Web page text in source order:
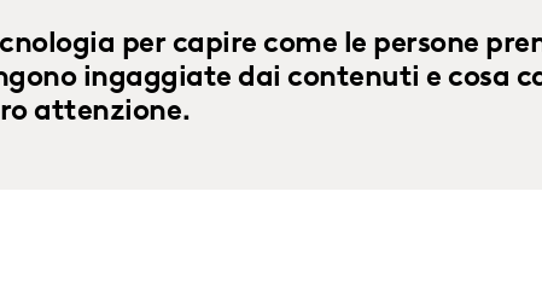
per capire come le persone
ingaggiate dai contenuti e cosa
attenzione.